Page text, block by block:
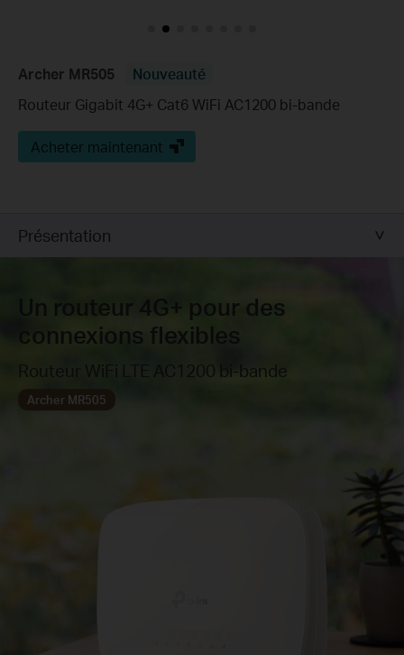
Archer MR505
Nouveauté
Routeur Gigabit 4G+ Cat6 WiFi AC1200 bi-bande
Acheter maintenant
Présentation
Un routeur 4G+ pour des
connexions flexibles
Routeur WiFi LTE AC1200 bi-bande
Archer MR505